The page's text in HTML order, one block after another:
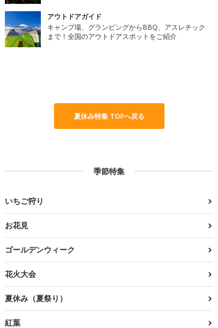
アウトドアガイド
キャンプ場、グランピングからBBQ、アスレチック
まで！全国のアウトドアスポットをご紹介
夏休み特集 TOPへ戻る
季節特集
いちご狩り
お花見
ゴールデンウィーク
花火大会
夏休み（夏祭り）
紅葉